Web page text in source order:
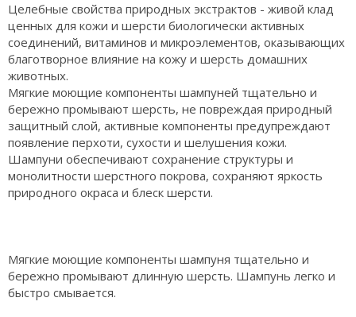
Целебные свойства природных экстрактов - живой клад
ценных для кожи и шерсти биологически активных
соединений, витаминов и микроэлементов, оказывающих
благотворное влияние на кожу и шерсть домашних
животных.
Мягкие моющие компоненты шампуней тщательно и
бережно промывают шерсть, не повреждая природный
защитный слой, активные компоненты предупреждают
появление перхоти, сухости и шелушения кожи.
Шампуни обеспечивают сохранение структуры и
монолитности шерстного покрова, сохраняют яркость
природного окраса и блеск шерсти.
Мягкие моющие компоненты шампуня тщательно и
бережно промывают длинную шерсть. Шампунь легко и
быстро смывается.